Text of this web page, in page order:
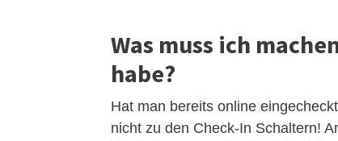
Was muss ich
habe?
Hat man bereits online
nicht zu den Check-In Schaltern!